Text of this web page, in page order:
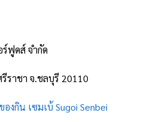
ฟูดส์ จำกัด
ราชา จ.ชลบุรี 20110
งกิน เซมเบ้ Sugoi Senbei